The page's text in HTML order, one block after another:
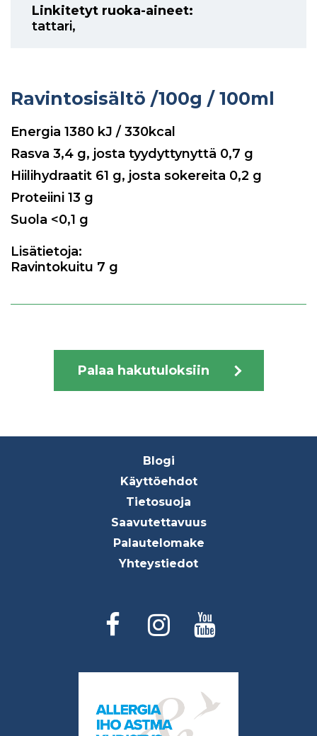
Linkitetyt ruoka-aineet:
tattari,
Ravintosisältö /100g / 100ml
Energia 1380 kJ / 330kcal
Rasva 3,4 g, josta tyydyttynyttä 0,7 g
Hiilihydraatit 61 g, josta sokereita 0,2 g
Proteiini 13 g
Suola <0,1 g
Lisätietoja:
Ravintokuitu 7 g
Palaa hakutuloksiin
Blogi
Käyttöehdot
Tietosuoja
Saavutettavuus
Palautelomake
Yhteystiedot